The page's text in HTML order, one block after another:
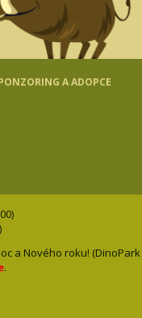
A ADOPCE
a Nového roku! (DinoPark
.